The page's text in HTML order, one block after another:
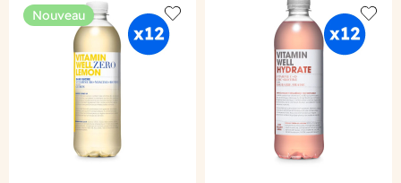
Nouveau
Add to wishlist Add